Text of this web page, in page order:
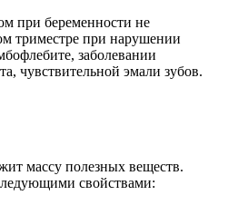
при беременности не
триместре при нарушении
заболевании
чувствительной эмали зубов.
массу полезных веществ.
свойствами: